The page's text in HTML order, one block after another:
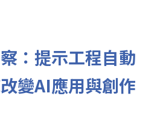
：提示工程自動
變AI應用與創作